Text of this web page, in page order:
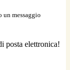
un messaggio
posta elettronica!